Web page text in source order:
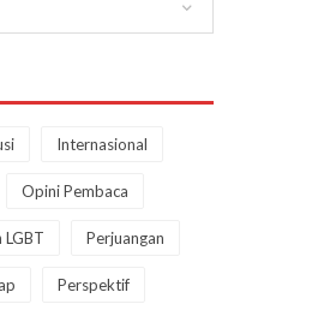
Internasional
Opini Pembaca
LGBT Perjuangan
Perspektif